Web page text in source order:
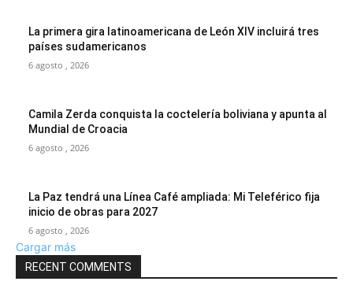
La primera gira latinoamericana de León XIV incluirá tres
países sudamericanos
6 agosto , 2026
Camila Zerda conquista la coctelería boliviana y apunta al
Mundial de Croacia
6 agosto , 2026
La Paz tendrá una Línea Café ampliada: Mi Teleférico fija
inicio de obras para 2027
6 agosto , 2026
Cargar más
RECENT COMMENTS